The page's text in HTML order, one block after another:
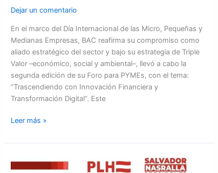
Dejar un comentario
En el marco del Día Internacional de las Micro, Pequeñas y
Medianas Empresas, BAC reafirma su compromiso como
aliado estratégico del sector y bajo su estrategia de Triple
Valor –económico, social y ambiental–, llevó a cabo la
segunda edición de su Foro para PYMEs, con el tema:
“Trascendiendo con Innovación Financiera y
Transformación Digital”. Este
Empresas
Leer más »
El
candidato